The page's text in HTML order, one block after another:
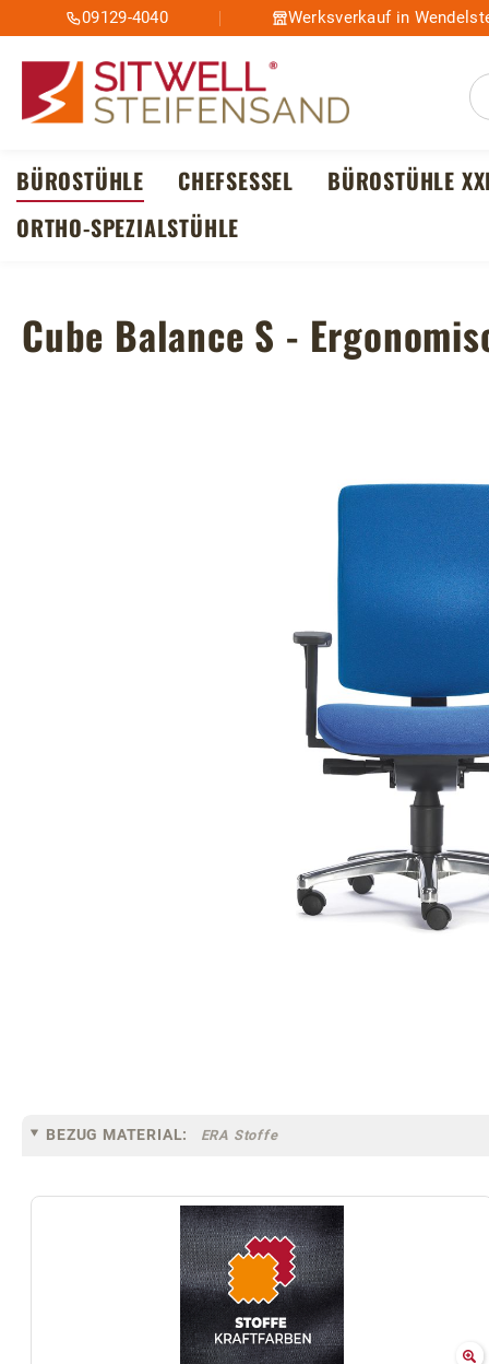
Hauptinhalt springen
Zur Suche springen
Zur Hauptnavigation springen
09129-4040 Werksverkauf in
BÜROSTÜHLE CHEFSESSEL BÜROSTÜHLE
ORTHO-SPEZIALSTÜHLE
Cube Balance S -
BEZUG MATERIAL: ERA Stoffe